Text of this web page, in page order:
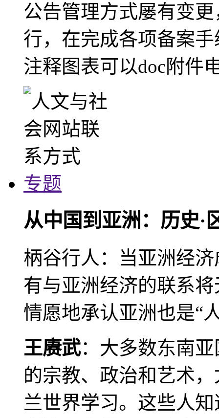
公告管理方式屡有变
行，在完成各项备案
注释图表可以doc附件
专题
从中国到亚洲：历史·
柄谷行人：当亚洲经
有与亚洲经济的联系
情愿地承认亚洲也是“
王赓武：大多数东南
的宗教、政治和艺术
兰世界学习。这些人